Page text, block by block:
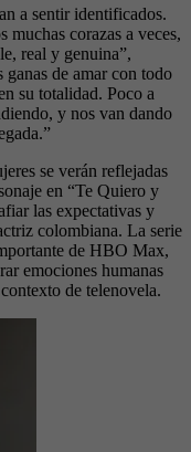
a sentir identificados.
muchas corazas a veces,
real y genuina”,
ganas de amar con todo
su totalidad. Poco a
y nos van dando
se verán reflejadas
en “Te Quiero y
las expectativas y
colombiana. La serie
de HBO Max,
emociones humanas
de telenovela.